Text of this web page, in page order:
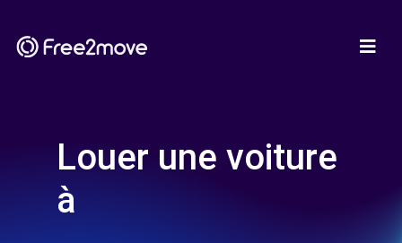
Louer une voiture
à